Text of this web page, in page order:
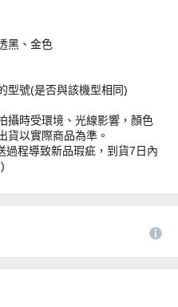
黑、金色
型號(是否與該機型相同)
攝時受環境、光線影響，顏色
貨以實際商品為準。
過程導致新品瑕疵，到貨7日內